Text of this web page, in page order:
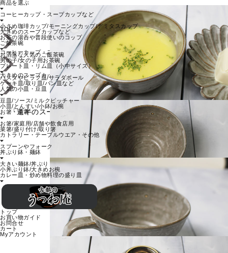
商品を選ぶ
コーヒーカップ・スープカップなど
小さめ珈琲カップ/モーニングカップ/デミタスカップ
大きめのスープカップなど
お茶の湯呑や普段使いのコップ
ご飯茶碗
お洒落な人気のご飯茶碗
男の子/女の子用お茶碗
プレート皿・リム皿（小中サイズ）
パスタやピラフ皿/サラダボール
ケーキ皿/取り皿/パン皿など
人気の小皿・豆皿
豆皿/ソース/ミルクピッチャー
小皿/とんすい/小鉢/お椀
お箸・菜箸
お箸/家庭用/店舗や飲食店用
菜箸/盛り付け/取り箸
カトラリー・テーブルウエア・その他
スプーンやフォーク
丼ぶり鉢・麺鉢
大きい麺鉢/丼ぶり
小丼ぶり鉢/大きめお椀
カレー皿・炒め物料理の盛り皿
トップ
お買い物ガイド
お問合せ
カート
Myアカウント
TOP
コーヒーカップ・スープカップなど
大きめのスープカップなど
「道半のスープカップ＜simple１＞（グレー・灰色）」/ボター
ジュ/ミネストローネ/温かいスープの器